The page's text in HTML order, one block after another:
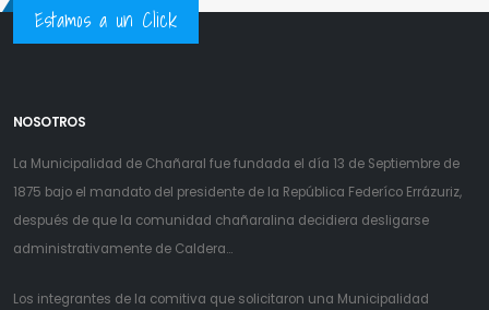
Estamos a un Click
NOSOTROS
La Municipalidad de Chañaral fue fundada el día 13 de Septiembre de
1875 bajo el mandato del presidente de la República Federíco Errázuriz,
después de que la comunidad chañaralina decidiera desligarse
administrativamente de Caldera...
Los integrantes de la comitiva que solicitaron una Municipalidad